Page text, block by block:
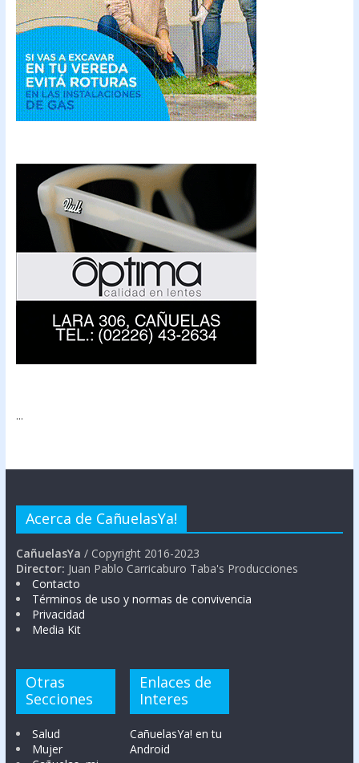
...
Acerca de CañuelasYa!
CañuelasYa / Copyright 2016-2023
Director: Juan Pablo Carricaburo Taba's Producciones
Contacto
Términos de uso y normas de convivencia
Privacidad
Media Kit
Otras
Secciones
Salud
Mujer
Enlaces de
Interes
CañuelasYa! en tu
Android